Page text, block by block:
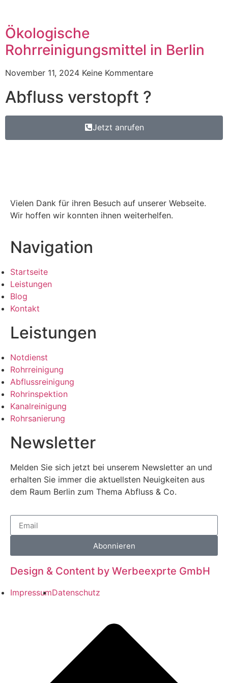
Ökologische
Rohrreinigungsmittel in Berlin
November 11, 2024 Keine Kommentare
Abfluss verstopft ?
Jetzt anrufen
Vielen Dank für ihren Besuch auf unserer Webseite.
Wir hoffen wir konnten ihnen weiterhelfen.
Navigation
Startseite
Leistungen
Blog
Kontakt
Leistungen
Notdienst
Rohrreinigung
Abflussreinigung
Rohrinspektion
Kanalreinigung
Rohrsanierung
Newsletter
Melden Sie sich jetzt bei unserem Newsletter an und
erhalten Sie immer die aktuellsten Neuigkeiten aus
dem Raum Berlin zum Thema Abfluss & Co.
Abonnieren
Design & Content by Werbeexprte GmbH
ImpressumDatenschutz